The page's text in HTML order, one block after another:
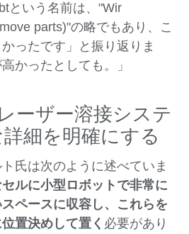
という名前は、"Wir
parts)"の略でもあり、こ
ったです」と振り返りま
かったとしても。」
ーザー溶接システ
細を明確にする
氏は次のように述べていま
ルに小型ロボットで非常に
ペースに収容し、これらを
置決めして置く 必要があり